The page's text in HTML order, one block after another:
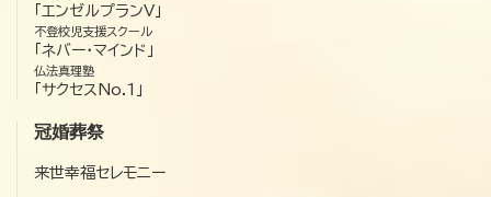
「エンゼルプランV」
不登校児支援スクール
「ネバー・マインド」
仏法真理塾
「サクセスNo.1」
冠婚葬祭
来世幸福セレモニー